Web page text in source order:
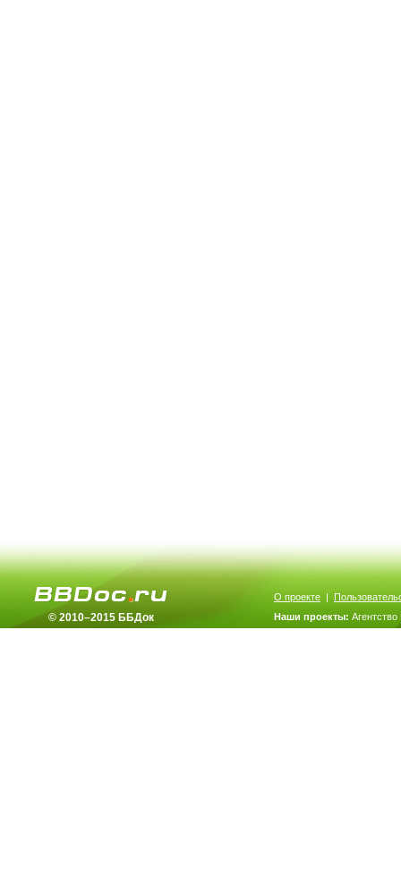
© 2010–2015 ББДок
О проекте |
Наши проекты: